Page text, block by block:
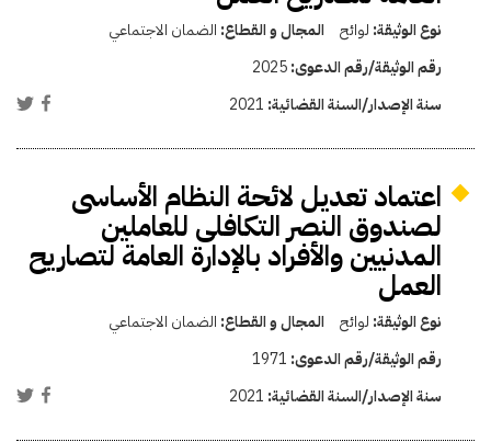
نوع الوثيقة: لوائح المجال و القطاع: الضمان الاجتماعي
رقم الوثيقة/رقم الدعوى:2025
سنة الإصدار/السنة القضائية: 2021
اعتماد تعديل لائحة النظام الأساسى
لصندوق النصر التكافلى للعاملين
المدنيين والأفراد بالإدارة العامة لتصاريح
العمل
نوع الوثيقة: لوائح المجال و القطاع: الضمان الاجتماعي
رقم الوثيقة/رقم الدعوى: 1971
سنة الإصدار/السنة القضائية: 2021